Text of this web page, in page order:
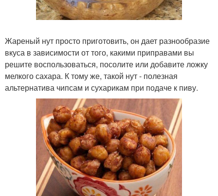
Жареный нут просто приготовить, он дает разнообразие
вкуса в зависимости от того, какими приправами вы
решите воспользоваться, посолите или добавите ложку
мелкого сахара. К тому же, такой нут - полезная
альтернатива чипсам и сухарикам при подаче к пиву.